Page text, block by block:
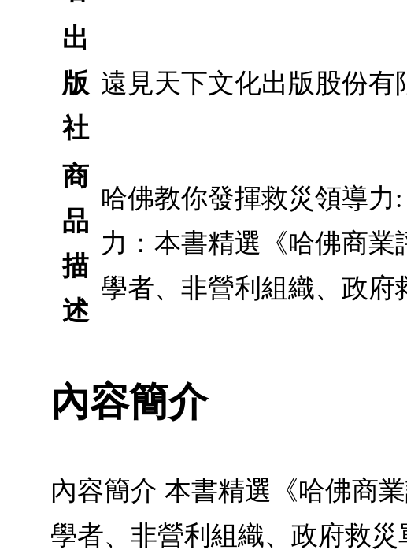
出
版
社
遠見天下文化出版股份有
商
品
描
述
哈佛教你發揮救災領導
力：本書精選《哈佛商
學者、非營利組織、政府
內容簡介
內容簡介 本書精選《哈佛商
學者、非營利組織、政府救